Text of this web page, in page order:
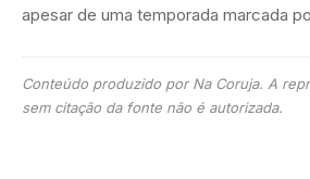
apesar de uma temporada marcada
Conteúdo produzido por Na Coruja. A
sem citação da fonte não é autorizada.